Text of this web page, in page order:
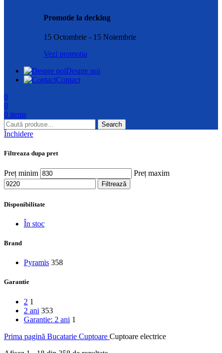
Promotie la decking
15 Octombrie - 15 Noiembrie
Vezi promotia
Despre noi
Contact
0
0
0 items
Search
Închidere
Filtreaza dupa pret
Preț minim Preț maxim
Filtrează
Disponibilitate
În stoc
Brand
Pyramis 358
Garantie
2 1
2 ani 353
Garantie: 2 ani 1
Prima pagină Bucatarie Cuptoare Cuptoare electrice